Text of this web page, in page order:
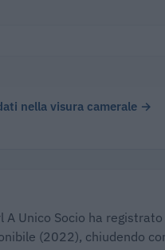
nella visura camerale →
Unico Socio ha
(2022), chiudendo